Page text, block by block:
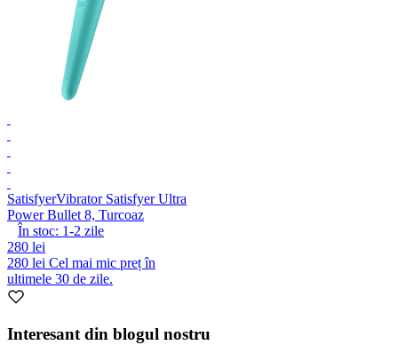
SatisfyerVibrator Satisfyer Ultra
Power Bullet 8, Turcoaz
În stoc: 1-2 zile
280 lei
280 lei Cel mai mic preț în
ultimele 30 de zile.
Interesant din blogul nostru